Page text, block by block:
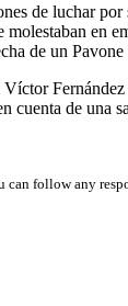
de luchar
molestaban
de un
cuenta de una
can follow any